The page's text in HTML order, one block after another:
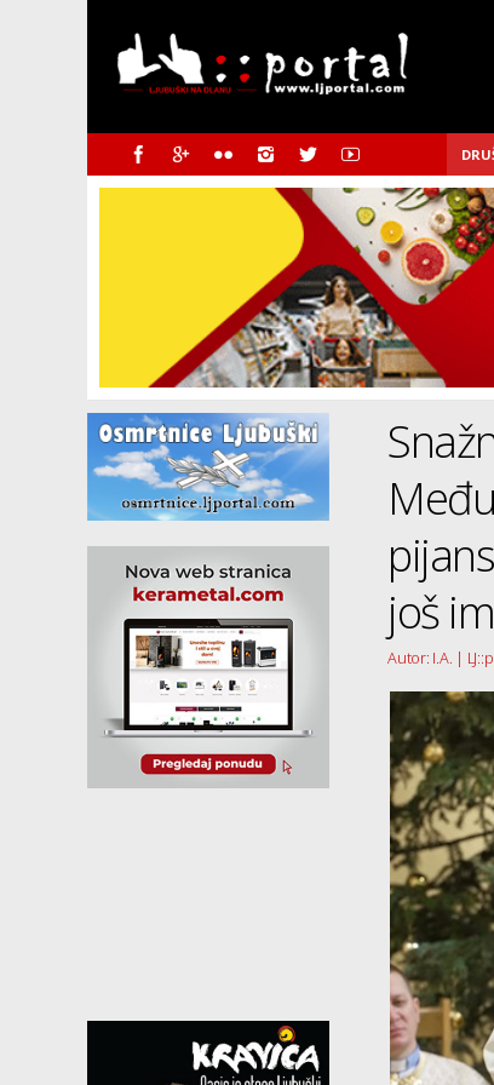
još
Autor: I.A. |